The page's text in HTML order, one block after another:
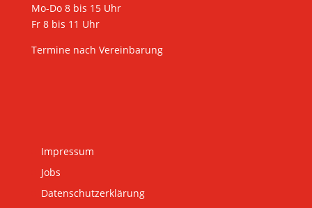
Mo-Do 8 bis 15 Uhr
Fr 8 bis 11 Uhr
Termine nach Vereinbarung
Impressum
Jobs
Datenschutzerklärung